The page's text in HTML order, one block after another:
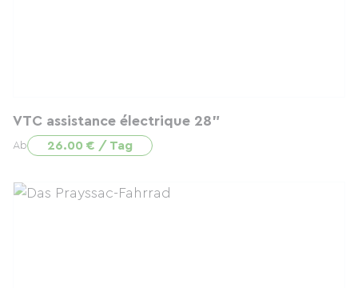
VTC assistance électrique 28"
Ab 26.00 € / Tag